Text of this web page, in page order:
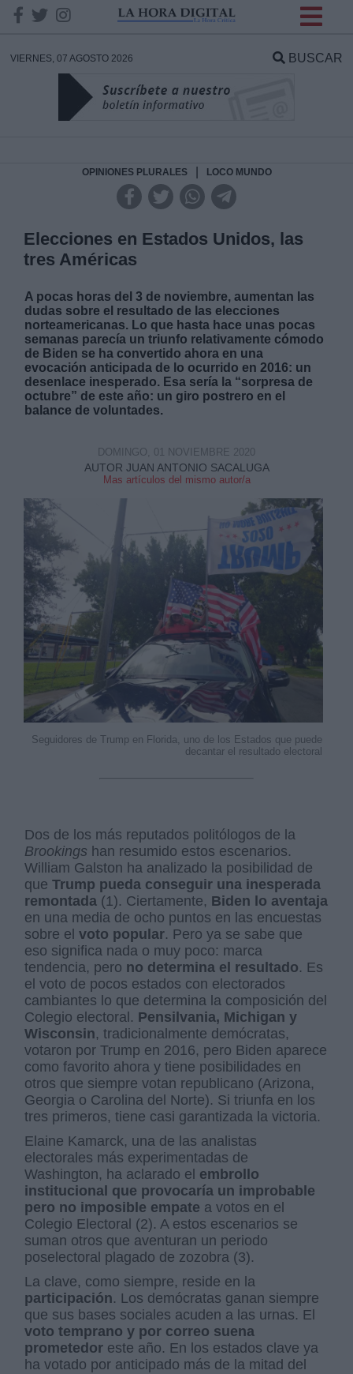
VIERNES, 07 AGOSTO 2026 BUSCAR
OPINIONES PLURALES LOCO MUNDO
Elecciones en Estados Unidos, las
tres Américas
A pocas horas del 3 de noviembre, aumentan las
dudas sobre el resultado de las elecciones
norteamericanas. Lo que hasta hace unas pocas
semanas parecía un triunfo relativamente cómodo
de Biden se ha convertido ahora en una
evocación anticipada de lo ocurrido en 2016: un
desenlace inesperado. Esa sería la “sorpresa de
octubre” de este año: un giro postrero en el
balance de voluntades.
AUTOR JUAN ANTONIO SACALUGA
Mas artículos del mismo autor/a
DOMINGO, 01 NOVIEMBRE 2020
Seguidores de Trump en Florida, uno de los Estados que puede
decantar el resultado electoral
Dos de los más reputados politólogos de la
Brookings han resumido estos escenarios.
William Galston ha analizado la posibilidad de
queTrump pueda conseguir una inesperada
remontada (1). Ciertamente, Biden lo aventaja
en una media de ocho puntos en las encuestas
sobre elvoto popular. Pero ya se sabe que
eso significa nada o muy poco: marca
tendencia, pero no determina el resultado. Es
el voto de pocos estados con electorados
cambiantes lo que determina la composición del
Colegio electoral. Pensilvania, Michigan y
Wisconsin, tradicionalmente demócratas,
votaron por Trump en 2016, pero Biden aparece
como favorito ahora y tiene posibilidades en
otros que siempre votan republicano (Arizona,
Georgia o Carolina del Norte). Si triunfa en los
tres primeros, tiene casi garantizada la victoria.
Elaine Kamarck, una de las analistas
electorales más experimentadas de
Washington, ha aclarado el embrollo
institucional que provocaría un improbable
pero no imposible empate a votos en el
Colegio Electoral (2). A estos escenarios se
suman otros que aventuran un periodo
poselectoral plagado de zozobra (3).
La clave, como siempre, reside en la
participación. Los demócratas ganan siempre
que sus bases sociales acuden a las urnas. El
voto temprano y por correo suena
prometedor este año. En los estados clave ya
ha votado por anticipado más de la mitad del
DATOS
Responsable:
Destinatarios:
Información adicional
link